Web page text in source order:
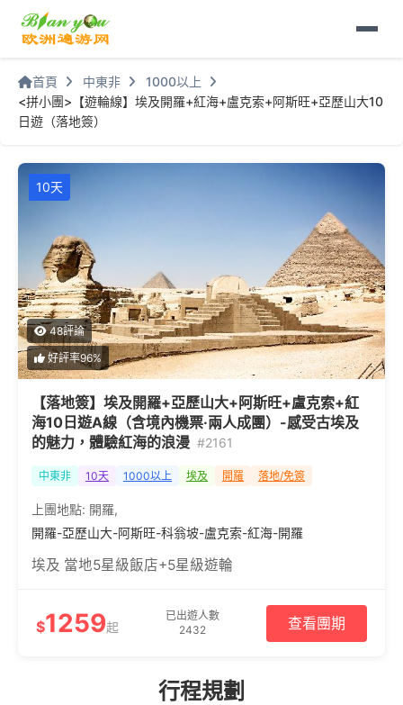
首頁 中東非
1000以上
<拼小團>【遊輪線】埃及開羅+紅海+盧克索+阿斯旺+亞歷山大10
日遊（落地簽）
10天
48評論
好評率96%
【落地簽】埃及開羅+亞歷山大+阿斯旺+盧克索+紅
海10日遊A線（含境內機票·兩人成團）-感受古埃及
的魅力，體驗紅海的浪漫 #2161
中東非 10天 1000以上 埃及 開羅 落地/免簽
上團地點: 開羅,
開羅-亞歷山大-阿斯旺-科翁坡-盧克索-紅海-開羅
埃及 當地5星級飯店+5星級遊輪
$1259起
已出遊人數
2432
查看團期
行程規劃